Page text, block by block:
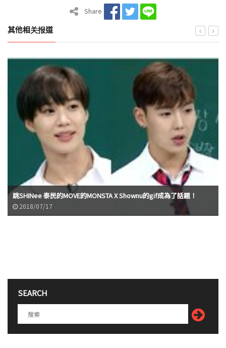
Share
其他相关报道
跳SHINee 泰民的MOVE的MONSTA X Shownu的gif成為了話題！
2018/07/17
SEARCH